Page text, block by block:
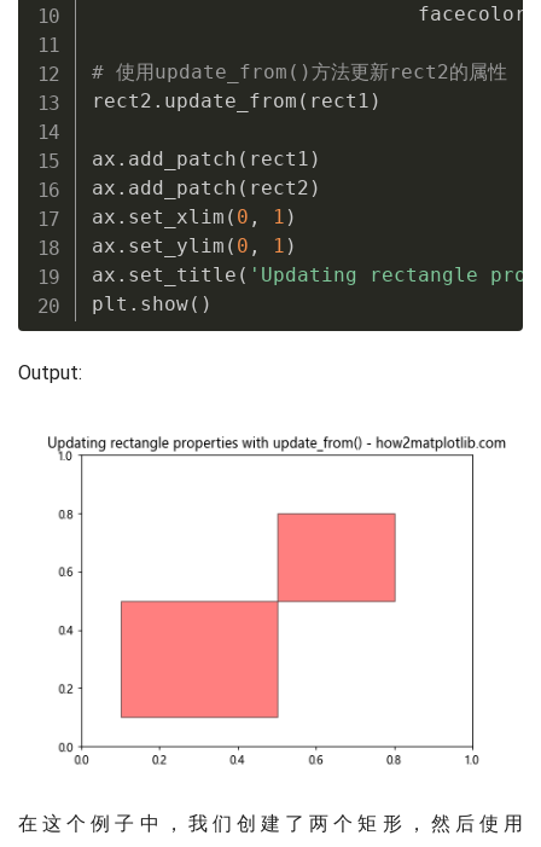
                           facecolor
# 使用update_from()方法更新rect2的属性
rect2 . update_from ( rect1 )
ax . add_patch ( rect1 )
ax . add_patch ( rect2 )
ax . set_xlim ( 0 , 1 )
ax . set_ylim ( 0 , 1 )
ax . set_title ( 'Updating rectangle
plt . show( )
Output:
在这个例子中，我们创建了两个矩形，然后使用